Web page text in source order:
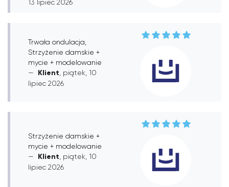
13 lipiec 2026
Trwała ondulacja,
Strzyżenie damskie +
mycie + modelowanie
Klient , piątek, 10
lipiec 2026
Strzyżenie damskie +
mycie + modelowanie
Klient , piątek, 10
lipiec 2026